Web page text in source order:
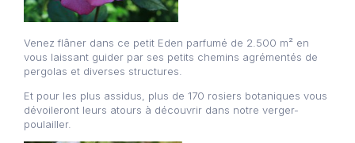
Venez flâner dans ce petit Eden parfumé de 2.500 m² en
vous laissant guider par ses petits chemins agrémentés de
pergolas et diverses structures.
Et pour les plus assidus, plus de 170 rosiers botaniques vous
dévoileront leurs atours à découvrir dans notre verger-
poulailler.